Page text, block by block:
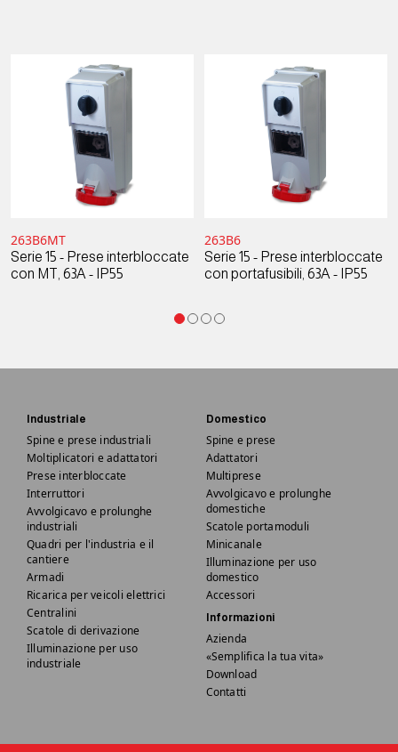
263B6MT
Serie 15 - Prese interbloccate
con MT, 63A - IP55
263B6
Serie 15 - Prese interbloccate
con portafusibili, 63A - IP55
Industriale
Spine e prese industriali
Moltiplicatori e adattatori
Prese interbloccate
Interruttori
Avvolgicavo e prolunghe
industriali
Quadri per l'industria e il
cantiere
Armadi
Ricarica per veicoli elettrici
Centralini
Scatole di derivazione
Illuminazione per uso
industriale
Domestico
Spine e prese
Adattatori
Multiprese
Avvolgicavo e prolunghe
domestiche
Scatole portamoduli
Minicanale
Illuminazione per uso
domestico
Accessori
Informazioni
Azienda
«Semplifica la tua vita»
Download
Contatti